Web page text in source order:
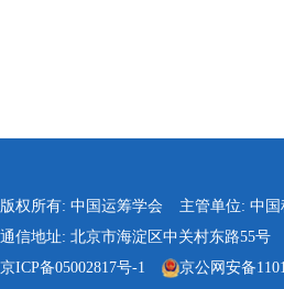
版权所有: 中国运筹学会 主管单位: 中
通信地址: 北京市海淀区中关村东路55号
京ICP备05002817号-1
京公网安备